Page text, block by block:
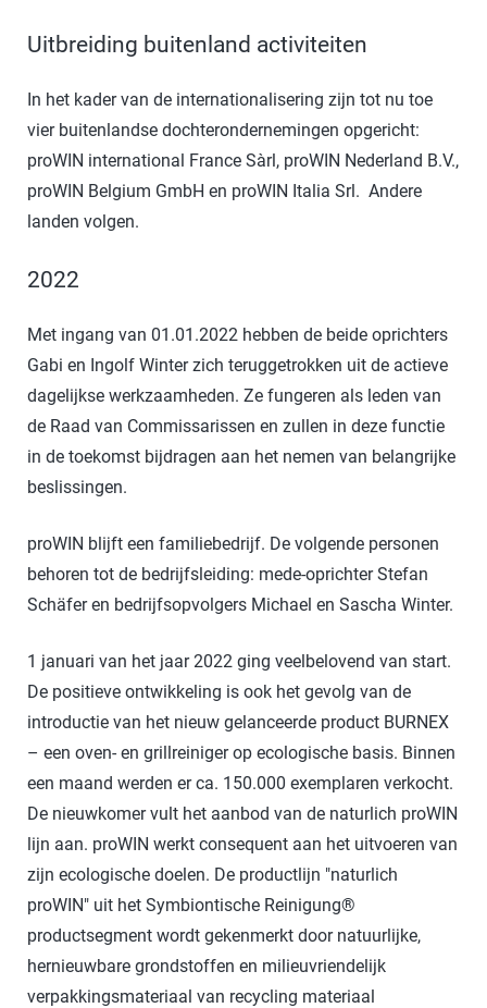
Uitbreiding buitenland activiteiten
In het kader van de internationalisering zijn tot nu toe
vier buitenlandse dochterondernemingen opgericht:
proWIN international France Sàrl, proWIN Nederland B.V.,
proWIN Belgium GmbH en proWIN Italia Srl. Andere
landen volgen.
2022
Met ingang van 01.01.2022 hebben de beide oprichters
Gabi en Ingolf Winter zich teruggetrokken uit de actieve
dagelijkse werkzaamheden. Ze fungeren als leden van
de Raad van Commissarissen en zullen in deze functie
in de toekomst bijdragen aan het nemen van belangrijke
beslissingen.
proWIN blijft een familiebedrijf. De volgende personen
behoren tot de bedrijfsleiding: mede-oprichter Stefan
Schäfer en bedrijfsopvolgers Michael en Sascha Winter.
1 januari van het jaar 2022 ging veelbelovend van start.
De positieve ontwikkeling is ook het gevolg van de
introductie van het nieuw gelanceerde product BURNEX
– een oven- en grillreiniger op ecologische basis. Binnen
een maand werden er ca. 150.000 exemplaren verkocht.
De nieuwkomer vult het aanbod van de naturlich proWIN
lijn aan. proWIN werkt consequent aan het uitvoeren van
zijn ecologische doelen. De productlijn "naturlich
proWIN" uit het Symbiontische Reinigung®
productsegment wordt gekenmerkt door natuurlijke,
hernieuwbare grondstoffen en milieuvriendelijk
verpakkingsmateriaal van recycling materiaal